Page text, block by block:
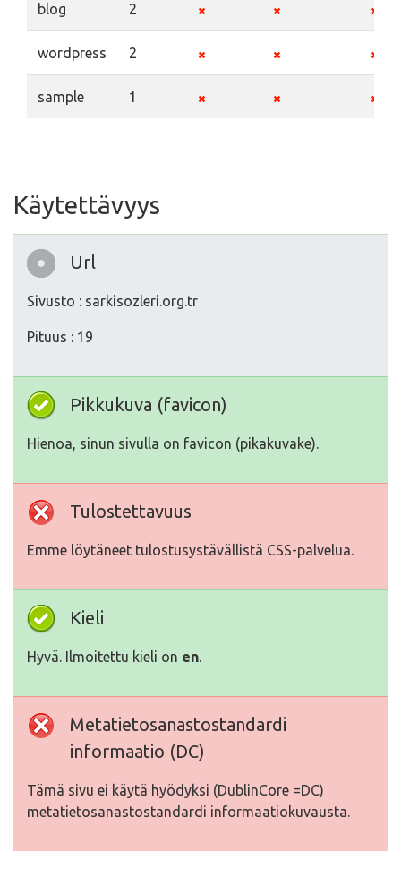
blog 2
wordpress 2
sample 1
Käytettävyys
Url
Sivusto : sarkisozleri.org.tr
Pituus : 19
Pikkukuva (favicon)
Hienoa, sinun sivulla on favicon (pikakuvake).
Tulostettavuus
Emme löytäneet tulostusystävällistä CSS-palvelua.
Kieli
Hyvä. Ilmoitettu kieli on en.
Metatietosanastostandardi
informaatio (DC)
Tämä sivu ei käytä hyödyksi (DublinCore =DC)
metatietosanastostandardi informaatiokuvausta.